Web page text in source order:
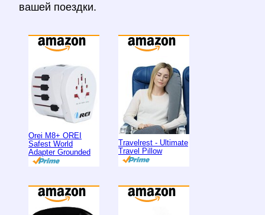
вашей поездки.
Orei M8+ OREI
Safest World
Adapter Grounded
Travelrest - Ultimate
Travel Pillow